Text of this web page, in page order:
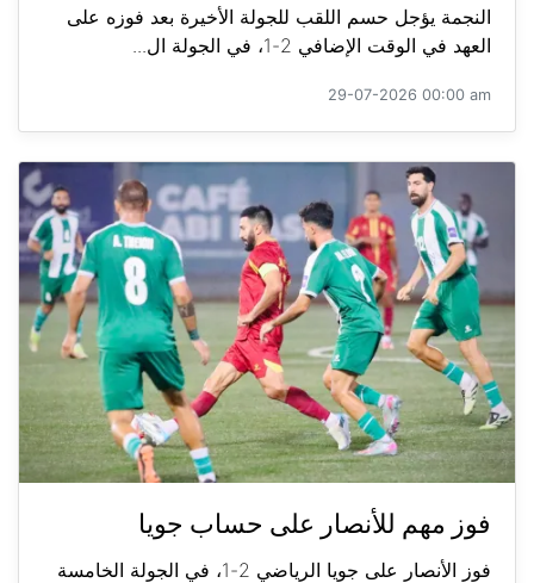
النجمة يؤجل حسم اللقب للجولة الأخيرة بعد فوزه على
العهد في الوقت الإضافي 2-1، في الجولة ال...
29-07-2026 00:00 am
فوز مهم للأنصار على حساب جويا
فوز الأنصار على جويا الرياضي 2-1، في الجولة الخامسة